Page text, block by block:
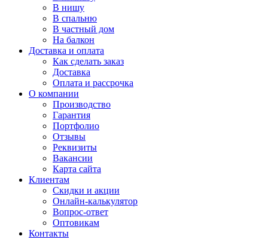
В нишу
В спальню
В частный дом
На балкон
Доставка и оплата
Как сделать заказ
Доставка
Оплата и рассрочка
О компании
Производство
Гарантия
Портфолио
Отзывы
Реквизиты
Вакансии
Карта сайта
Клиентам
Скидки и акции
Онлайн-калькулятор
Вопрос-ответ
Оптовикам
Контакты